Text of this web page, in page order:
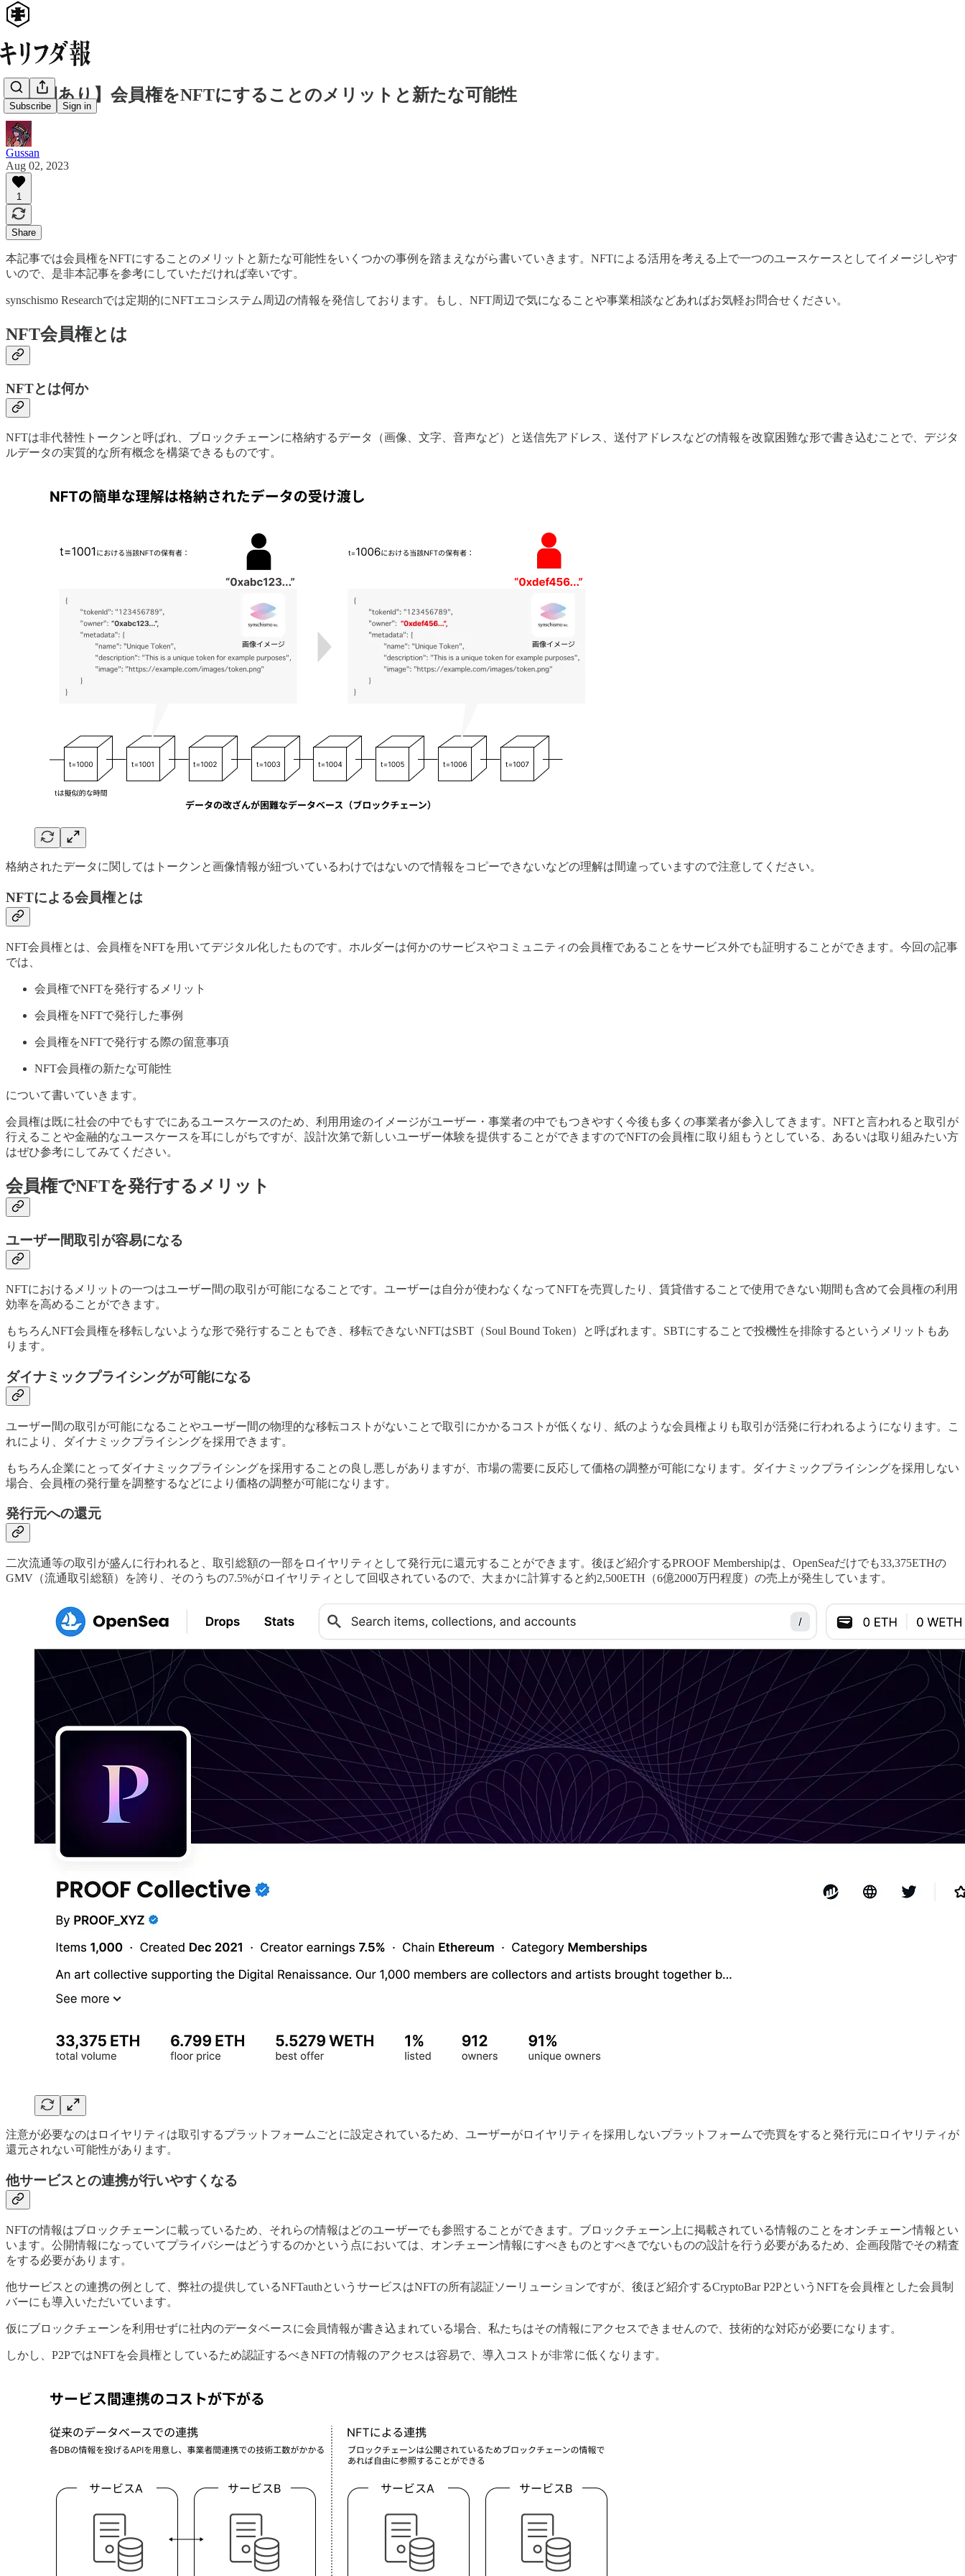
Subscribe Sign in
【事例あり】会員権をNFTにすることのメリットと新たな可能性
Gussan
Aug 02, 2023
1
Share
本記事では会員権をNFTにすることのメリットと新たな可能性をいくつかの事例を踏まえながら書いていきます。NFTによる活用を考える上で一つのユースケースとしてイメージしやす
いので、是非本記事を参考にしていただければ幸いです。
synschismo Researchでは定期的にNFTエコシステム周辺の情報を発信しております。もし、NFT周辺で気になることや事業相談などあればお気軽お問合せください。
NFT会員権とは
NFTとは何か
NFTは非代替性トークンと呼ばれ、ブロックチェーンに格納するデータ（画像、文字、音声など）と送信先アドレス、送付アドレスなどの情報を改竄困難な形で書き込むことで、デジタ
ルデータの実質的な所有概念を構築できるものです。
格納されたデータに関してはトークンと画像情報が紐づいているわけではないので情報をコピーできないなどの理解は間違っていますので注意してください。
NFTによる会員権とは
NFT会員権とは、会員権をNFTを用いてデジタル化したものです。ホルダーは何かのサービスやコミュニティの会員権であることをサービス外でも証明することができます。今回の記事
では、
会員権でNFTを発行するメリット
会員権をNFTで発行した事例
会員権をNFTで発行する際の留意事項
NFT会員権の新たな可能性
について書いていきます。
会員権は既に社会の中でもすでにあるユースケースのため、利用用途のイメージがユーザー・事業者の中でもつきやすく今後も多くの事業者が参入してきます。NFTと言われると取引が
行えることや金融的なユースケースを耳にしがちですが、設計次第で新しいユーザー体験を提供することができますのでNFTの会員権に取り組もうとしている、あるいは取り組みたい方
はぜひ参考にしてみてください。
会員権でNFTを発行するメリット
ユーザー間取引が容易になる
NFTにおけるメリットの一つはユーザー間の取引が可能になることです。ユーザーは自分が使わなくなってNFTを売買したり、賃貸借することで使用できない期間も含めて会員権の利用
効率を高めることができます。
もちろんNFT会員権を移転しないような形で発行することもでき、移転できないNFTはSBT（Soul Bound Token）と呼ばれます。SBTにすることで投機性を排除するというメリットもあ
ります。
ダイナミックプライシングが可能になる
ユーザー間の取引が可能になることやユーザー間の物理的な移転コストがないことで取引にかかるコストが低くなり、紙のような会員権よりも取引が活発に行われるようになります。こ
れにより、ダイナミックプライシングを採用できます。
もちろん企業にとってダイナミックプライシングを採用することの良し悪しがありますが、市場の需要に反応して価格の調整が可能になります。ダイナミックプライシングを採用しない
場合、会員権の発行量を調整するなどにより価格の調整が可能になります。
発行元への還元
二次流通等の取引が盛んに行われると、取引総額の一部をロイヤリティとして発行元に還元することができます。後ほど紹介するPROOF Membershipは、OpenSeaだけでも33,375ETHの
GMV（流通取引総額）を誇り、そのうちの7.5%がロイヤリティとして回収されているので、大まかに計算すると約2,500ETH（6億2000万円程度）の売上が発生しています。
注意が必要なのはロイヤリティは取引するプラットフォームごとに設定されているため、ユーザーがロイヤリティを採用しないプラットフォームで売買をすると発行元にロイヤリティが
還元されない可能性があります。
他サービスとの連携が行いやすくなる
NFTの情報はブロックチェーンに載っているため、それらの情報はどのユーザーでも参照することができます。ブロックチェーン上に掲載されている情報のことをオンチェーン情報とい
います。公開情報になっていてプライバシーはどうするのかという点においては、オンチェーン情報にすべきものとすべきでないものの設計を行う必要があるため、企画段階でその精査
をする必要があります。
他サービスとの連携の例として、弊社の提供しているNFTauthというサービスはNFTの所有認証ソーリューションですが、後ほど紹介するCryptoBar P2PというNFTを会員権とした会員制
バーにも導入いただいています。
仮にブロックチェーンを利用せずに社内のデータベースに会員情報が書き込まれている場合、私たちはその情報にアクセスできませんので、技術的な対応が必要になります。
しかし、P2PではNFTを会員権としているため認証するべきNFTの情報のアクセスは容易で、導入コストが非常に低くなります。